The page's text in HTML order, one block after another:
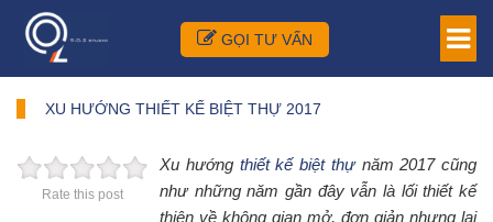
GỌI TƯ VẤN
XU HƯỚNG THIẾT KẾ BIỆT THỰ 2017
Rate this post
Xu hướng thiết kế biệt thựnăm 2017 cũng
như những năm gần đây vẫn là lối thiết kế
thiên về không gian mở, đơn giản nhưng lại